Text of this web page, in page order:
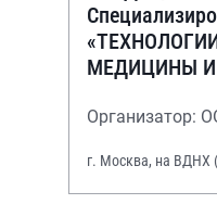
МЕДИЦИНЫ И
Организатор:
г. Москва, на ВДНХ